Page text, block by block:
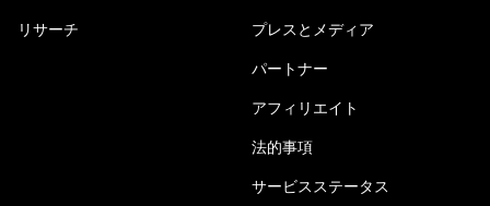
リサーチ プレスとメディア
パートナー
アフィリエイト
法的事項
サービスステータス